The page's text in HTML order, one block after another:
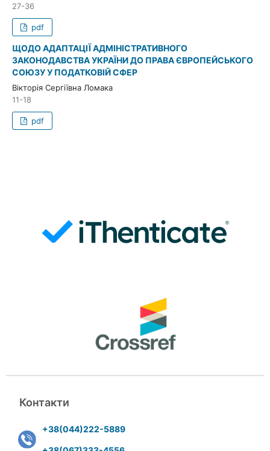
27-36
pdf
ЩОДО АДАПТАЦІЇ АДМІНІСТРАТИВНОГО
ЗАКОНОДАВСТВА УКРАЇНИ ДО ПРАВА ЄВРОПЕЙСЬКОГО
СОЮЗУ У ПОДАТКОВІЙ СФЕР
Вікторія Сергіївна Ломака
11-18
pdf
Контакти
+38(044)222-5889